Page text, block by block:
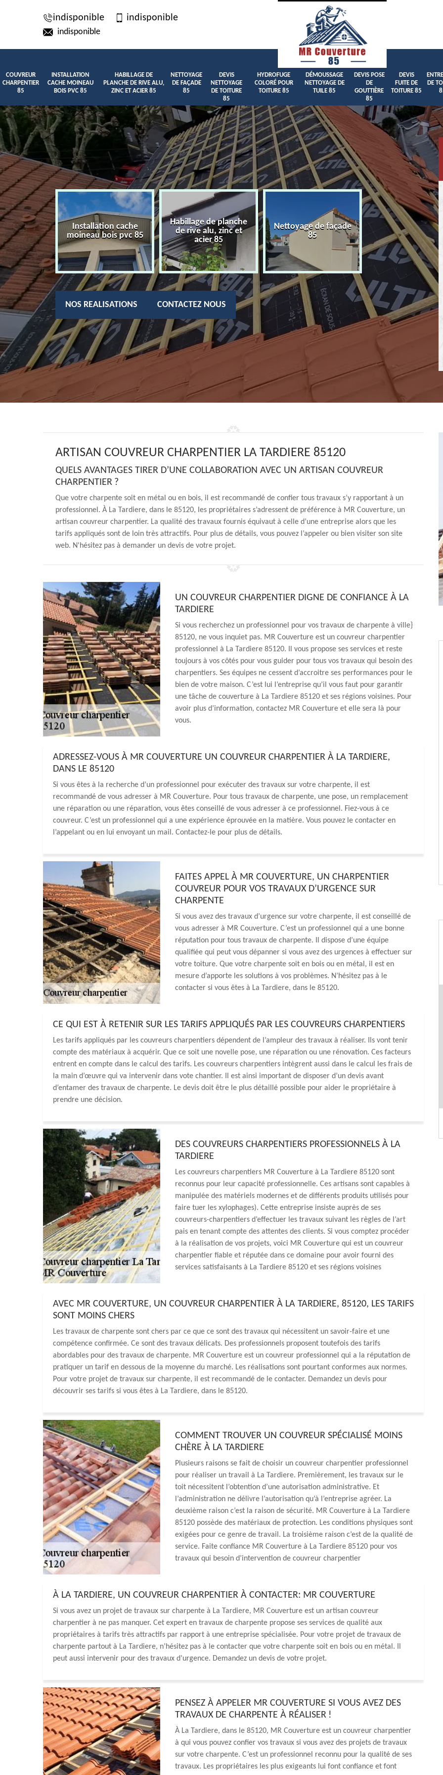
indisponible indisponible
indisponible
COUVREUR
CHARPENTIER
85
INSTALLATION
CACHE MOINEAU
BOIS PVC 85
HABILLAGE DE
PLANCHE DE RIVE ALU,
ZINC ET ACIER 85
NETTOYAGE
DE FAÇADE
85
DEVIS
NETTOYAGE
DE TOITURE
85
HYDROFUGE
COLORÉ POUR
TOITURE 85
DÉMOUSSAGE
NETTOYAGE DE
TUILE 85
DEVIS POSE
DE
GOUTTIÈRE
85
DEVIS
FUITE DE
TOITURE 85
DE
Installation cache
moineau bois pvc 85
Habillage de planche
de rive alu, zinc et
acier 85
Nettoyage de façade
85
Devis nettoyage
toiture 85
NOS REALISATIONS CONTACTEZ NOUS
ARTISAN COUVREUR CHARPENTIER LA TARDIERE 85120
QUELS AVANTAGES TIRER D’UNE COLLABORATION AVEC UN ARTISAN COUVREUR
CHARPENTIER ?
Que votre charpente soit en métal ou en bois, il est recommandé de confier tous travaux s’y rapportant à un
professionnel. À La Tardiere, dans le 85120, les propriétaires s’adressent de préférence à MR Couverture, un
artisan couvreur charpentier. La qualité des travaux fournis équivaut à celle d’une entreprise alors que les
tarifs appliqués sont de loin très attractifs. Pour plus de détails, vous pouvez l’appeler ou bien visiter son site
web. N'hésitez pas à demander un devis de votre projet.
UN COUVREUR CHARPENTIER DIGNE DE CONFIANCE À LA
TARDIERE
Si vous recherchez un professionnel pour vos travaux de charpente à ville}
85120, ne vous inquiet pas. MR Couverture est un couvreur charpentier
professionnel à La Tardiere 85120. Il vous propose ses services et reste
toujours à vos côtés pour vous guider pour tous vos travaux qui besoin des
charpentiers. Ses équipes ne cessent d’accroitre ses performances pour le
bien de votre maison. C’est lui l’entreprise qu’il vous faut pour garantir
une tâche de couverture à La Tardiere 85120 et ses régions voisines. Pour
avoir plus d’information, contactez MR Couverture et elle sera là pour
vous.
ADRESSEZ-VOUS À MR COUVERTURE UN COUVREUR CHARPENTIER À LA TARDIERE,
DANS LE 85120
Si vous êtes à la recherche d’un professionnel pour exécuter des travaux sur votre charpente, il est
recommandé de vous adresser à MR Couverture. Pour tous travaux de charpente, une pose, un remplacement
une réparation ou une réparation, vous êtes conseillé de vous adresser à ce professionnel. Fiez-vous à ce
couvreur. C’est un professionnel qui a une expérience éprouvée en la matière. Vous pouvez le contacter en
l’appelant ou en lui envoyant un mail. Contactez-le pour plus de détails.
FAITES APPEL À MR COUVERTURE, UN CHARPENTIER
COUVREUR POUR VOS TRAVAUX D’URGENCE SUR
CHARPENTE
Si vous avez des travaux d’urgence sur votre charpente, il est conseillé de
vous adresser à MR Couverture. C’est un professionnel qui a une bonne
réputation pour tous travaux de charpente. Il dispose d’une équipe
qualifiée qui peut vous dépanner si vous avez des urgences à effectuer sur
votre toiture. Que votre charpente soit en bois ou en métal, il est en
mesure d’apporte les solutions à vos problèmes. N’hésitez pas à le
contacter si vous êtes à La Tardiere, dans le 85120.
CE QUI EST À RETENIR SUR LES TARIFS APPLIQUÉS PAR LES COUVREURS CHARPENTIERS
Les tarifs appliqués par les couvreurs charpentiers dépendent de l’ampleur des travaux à réaliser. Ils vont tenir
compte des matériaux à acquérir. Que ce soit une novelle pose, une réparation ou une rénovation. Ces facteurs
entrent en compte dans le calcul des tarifs. Les couvreurs charpentiers intègrent aussi dans le calcul les frais de
la main d’œuvre qui va intervenir dans vote chantier. Il est ainsi important de disposer d’un devis avant
d’entamer des travaux de charpente. Le devis doit être le plus détaillé possible pour aider le propriétaire à
prendre une décision.
DES COUVREURS CHARPENTIERS PROFESSIONNELS À LA
TARDIERE
Les couvreurs charpentiers MR Couverture à La Tardiere 85120 sont
reconnus pour leur capacité professionnelle. Ces artisans sont capables à
manipulée des matériels modernes et de différents produits utilisés pour
faire tuer les xylophages). Cette entreprise insiste auprès de ses
couvreurs-charpentiers d’effectuer les travaux suivant les règles de l’art
pais en tenant compte des attentes des clients. Si vous comptez procéder
à la réalisation de vos projets, voici MR Couverture qui est un couvreur
charpentier fiable et réputée dans ce domaine pour avoir fourni des
services satisfaisants à La Tardiere 85120 et ses régions voisines
AVEC MR COUVERTURE, UN COUVREUR CHARPENTIER À LA TARDIERE, 85120, LES TARIFS
SONT MOINS CHERS
Les travaux de charpente sont chers par ce que ce sont des travaux qui nécessitent un savoir-faire et une
compétence confirmée. Ce sont des travaux délicats. Des professionnels proposent toutefois des tarifs
abordables pour des travaux de charpente. MR Couverture est un couvreur professionnel qui a la réputation de
pratiquer un tarif en dessous de la moyenne du marché. Les réalisations sont pourtant conformes aux normes.
Pour votre projet de travaux sur charpente, il est recommandé de le contacter. Demandez un devis pour
découvrir ses tarifs si vous êtes à La Tardiere, dans le 85120.
COMMENT TROUVER UN COUVREUR SPÉCIALISÉ MOINS
CHÈRE À LA TARDIERE
Plusieurs raisons se fait de choisir un couvreur charpentier professionnel
pour réaliser un travail à La Tardiere. Premièrement, les travaux sur le
toit nécessitent l’obtention d’une autorisation administrative. Et
l’administration ne délivre l’autorisation qu’à l’entreprise agréer. La
deuxième raison c’est la raison de sécurité. MR Couverture à La Tardiere
85120 possède des matériaux de protection. Les conditions physiques sont
exigées pour ce genre de travail. La troisième raison c’est de la qualité de
service. Faite confiance MR Couverture à La Tardiere 85120 pour vos
travaux qui besoin d’intervention de couvreur charpentier
À LA TARDIERE, UN COUVREUR CHARPENTIER À CONTACTER: MR COUVERTURE
Si vous avez un projet de travaux sur charpente à La Tardiere, MR Couverture est un artisan couvreur
charpentier à ne pas manquer. Cet expert en travaux de charpente propose ses services de qualité aux
propriétaires à tarifs très attractifs par rapport à une entreprise spécialisée. Pour votre projet de travaux de
charpente partout à La Tardiere, n’hésitez pas à le contacter que votre charpente soit en bois ou en métal. Il
peut aussi intervenir pour des travaux d’urgence. Demandez un devis de votre projet.
PENSEZ À APPELER MR COUVERTURE SI VOUS AVEZ DES
TRAVAUX DE CHARPENTE À RÉALISER !
À La Tardiere, dans le 85120, MR Couverture est un couvreur charpentier
à qui vous pouvez confier vos travaux si vous avez des projets de travaux
sur votre charpente. C’est un professionnel reconnu pour la qualité de ses
travaux. Les propriétaires les plus exigeants lui font confiance et font